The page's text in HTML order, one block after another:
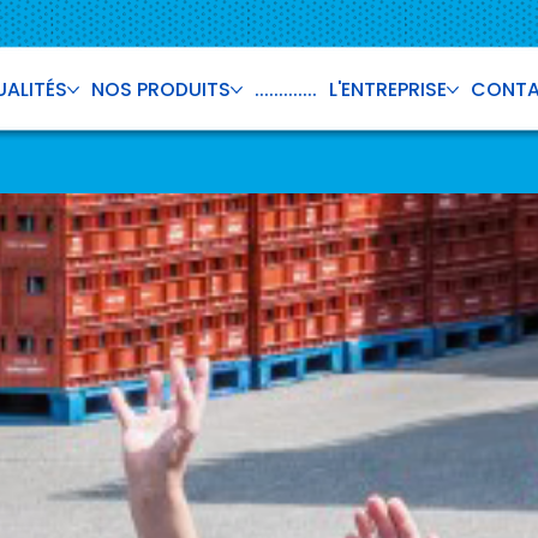
NOS PRODUITS ............. L'ENTREPRISE